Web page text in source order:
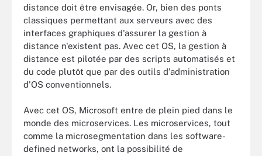
distance doit être envisagée. Or, bien des ponts
classiques permettant aux serveurs avec des
interfaces graphiques d'assurer la gestion à
distance n'existent pas. Avec cet OS, la gestion à
distance est pilotée par des scripts automatisés et
du code plutôt que par des outils d'administration
d'OS conventionnels.
Avec cet OS, Microsoft entre de plein pied dans le
monde des microservices. Les microservices, tout
comme la microsegmentation dans les software-
defined networks, ont la possibilité de